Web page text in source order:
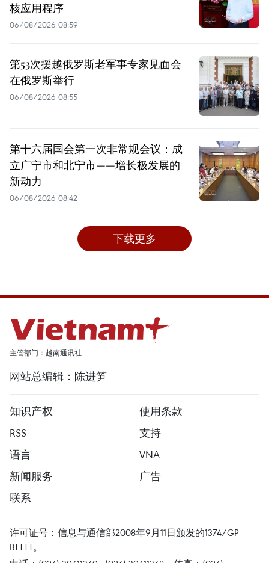
核应用程序
06/08/2026 08:59
第53次援越俄罗斯老军事专家见面会
在俄罗斯举行
06/08/2026 08:55
第十六届国会第一次非常规会议：成
立广宁市和北宁市——增长极发展的
新动力
06/08/2026 08:42
下载更多
主管部门：越南通讯社
网站总编辑：陈进笋
知识产权
使用条款
RSS
支持
语言
VNA
新闻服务
广告
联系
许可证号：信息与通信部2008年9月11日颁发的1374/GP-
BTTTT。